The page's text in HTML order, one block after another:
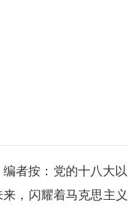
编者按：党的十八大
来，闪耀着马克思主